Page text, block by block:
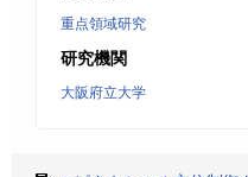
重点領域研究
研究機関
大阪府立大学